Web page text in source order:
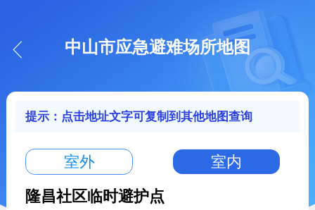
中山市应急避难场所地图
提示：点击地址文字可复制到其他地图查询
室外 室内
隆昌社区临时避护点